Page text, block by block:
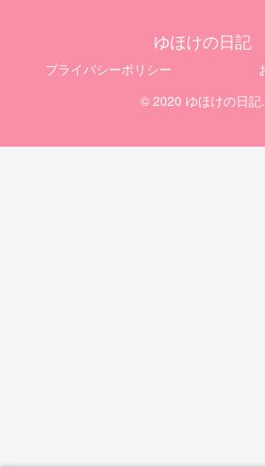
ゆほけの日記
プライバシーポリシー
© 2020 ゆほけの日記.